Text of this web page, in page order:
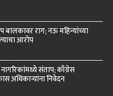
बालकावर राग; नऊ महिन्यांच्या
आरोप
संताप; काँग्रेस
अधिकाऱ्यांना निवेदन